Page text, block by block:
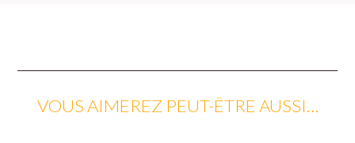
VOUS AIMEREZ PEUT-ÊTRE AUSSI…